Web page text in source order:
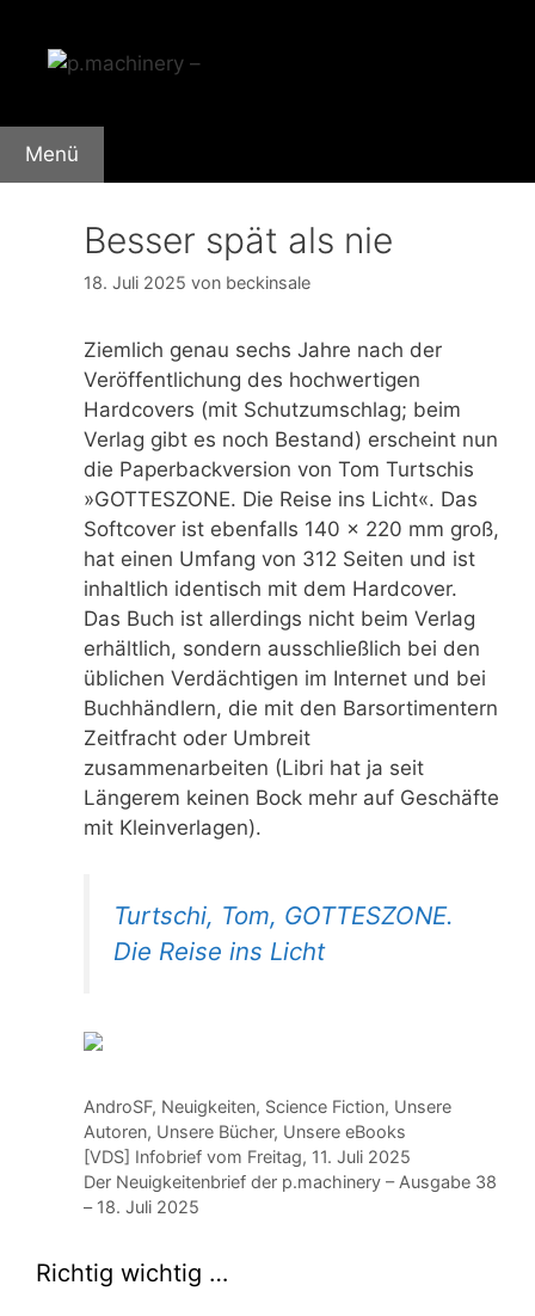
Inhalt
springen
Menü
Besser spät als nie
18. Juli 2025 von beckinsale
Ziemlich genau sechs Jahre nach der
Veröffentlichung des hochwertigen
Hardcovers (mit Schutzumschlag; beim
Verlag gibt es noch Bestand) erscheint nun
die Paperbackversion von Tom Turtschis
»GOTTESZONE. Die Reise ins Licht«. Das
Softcover ist ebenfalls 140 x 220 mm groß,
hat einen Umfang von 312 Seiten und ist
inhaltlich identisch mit dem Hardcover.
Das Buch ist allerdings nicht beim Verlag
erhältlich, sondern ausschließlich bei den
üblichen Verdächtigen im Internet und bei
Buchhändlern, die mit den Barsortimentern
Zeitfracht oder Umbreit
zusammenarbeiten (Libri hat ja seit
Längerem keinen Bock mehr auf Geschäfte
mit Kleinverlagen).
Turtschi, Tom, GOTTESZONE.
Die Reise ins Licht
Kategorien
AndroSF, Neuigkeiten, Science Fiction, Unsere
Autoren, Unsere Bücher, Unsere eBooks
[VDS] Infobrief vom Freitag, 11. Juli 2025
Der Neuigkeitenbrief der p.machinery – Ausgabe 38
– 18. Juli 2025
Richtig wichtig …